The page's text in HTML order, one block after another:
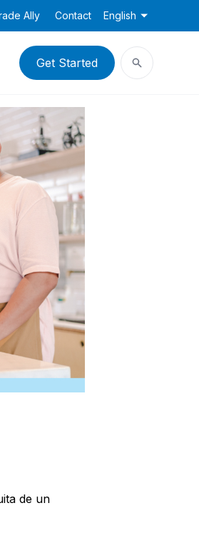
Ally Contact English
Get Started
de un